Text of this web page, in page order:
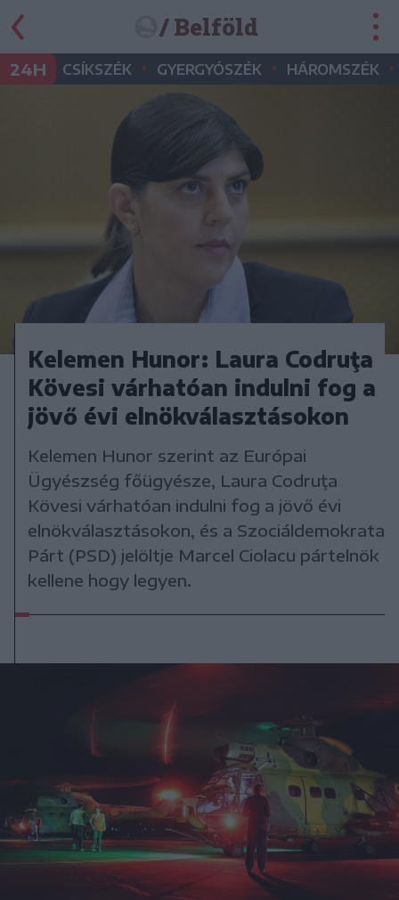
/ Belföld
24H CSÍKSZÉK • GYERGYÓSZÉK • HÁROMSZÉK •
Kelemen Hunor: Laura Codruţa
Kövesi várhatóan indulni fog a
jövő évi elnökválasztásokon
Kelemen Hunor szerint az Európai
Ügyészség főügyésze, Laura Codruţa
Kövesi várhatóan indulni fog a jövő évi
elnökválasztásokon, és a Szociáldemokrata
Párt (PSD) jelöltje Marcel Ciolacu pártelnök
kellene hogy legyen.